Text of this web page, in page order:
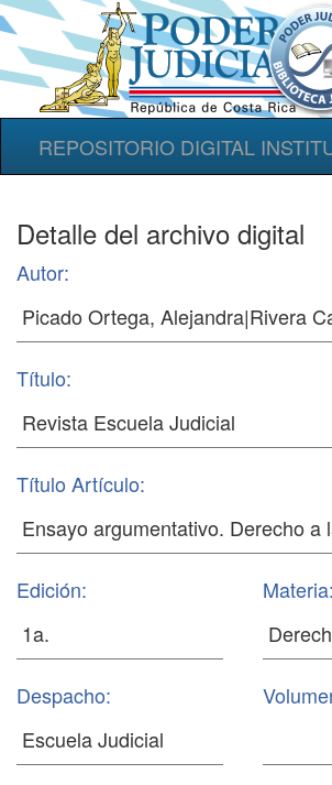
REPOSITORIO DIGITAL
Detalle del archivo digital
Autor:
Título:
Título Artículo:
Edición: Materia:
Despacho: